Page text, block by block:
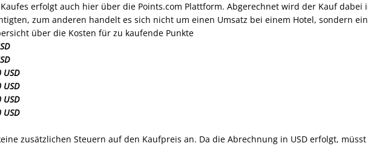
erfolgt auch hier über die Points.com Plattform. Abgerechnet wird der Kauf dabei
zum anderen handelt es sich nicht um einen Umsatz bei einem Hotel, sondern
über die Kosten für zu kaufende Punkte
zusätzlichen Steuern auf den Kaufpreis an. Da die Abrechnung in USD erfolgt,